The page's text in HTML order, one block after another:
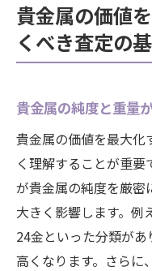
貴金属の価値
くべき査定の
貴金属の純度と重量
貴金属の価値を最大化
く理解することが重
が貴金属の純度を厳密
大きく影響します。例
24金といった分類が
高くなります。さらに